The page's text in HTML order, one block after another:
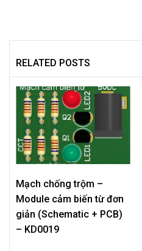
RELATED POSTS
Mạch chống trộm –
Module cảm biến từ đơn
giản (Schematic + PCB)
– KD0019